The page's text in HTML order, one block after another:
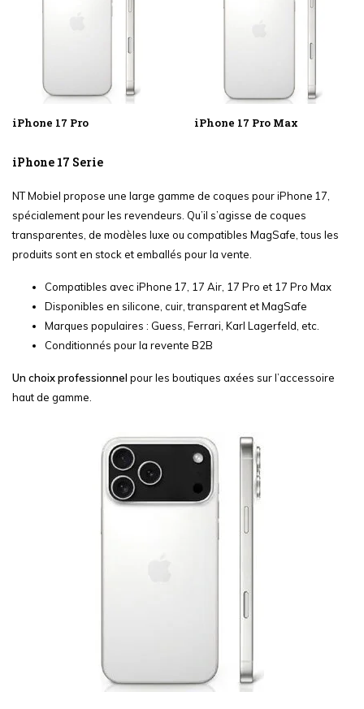
iPhone 17 Pro iPhone 17 Pro Max
iPhone 17 Serie
NT Mobiel propose une large gamme de coques pour iPhone 17,
spécialement pour les revendeurs. Qu’il s’agisse de coques
transparentes, de modèles luxe ou compatibles MagSafe, tous les
produits sont en stock et emballés pour la vente.
Compatibles avec iPhone 17, 17 Air, 17 Pro et 17 Pro Max
Disponibles en silicone, cuir, transparent et MagSafe
Marques populaires : Guess, Ferrari, Karl Lagerfeld, etc.
Conditionnés pour la revente B2B
Un choix professionnel pour les boutiques axées sur l’accessoire
haut de gamme.